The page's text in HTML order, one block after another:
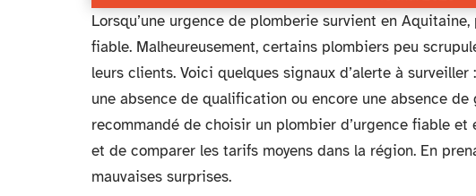
Lorsqu’une urgence de plomberie survient en
fiable. Malheureusement, certains plombiers peu
leurs clients. Voici quelques signaux d’alerte à
une absence de qualification ou encore une absence
recommandé de choisir un plombier d’urgence fiable
et de comparer les tarifs moyens dans la région. En
mauvaises surprises.